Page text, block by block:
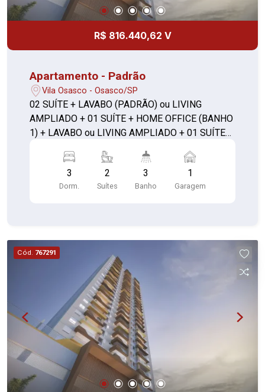
R$ 816.440,62 V
Apartamento - Padrão
Vila Osasco - Osasco/SP
02 SUÍTE + LAVABO (PADRÃO) ou LIVING
AMPLIADO + 01 SUÍTE + HOME OFFICE (BANHO
1) + LAVABO ou LIVING AMPLIADO + 01 SUÍTE
3
Dorm.
2
Suítes
3
Banho
1
Garagem
Cód. 767291